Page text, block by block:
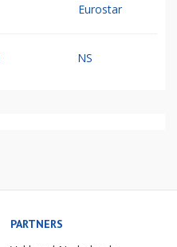
Eurostar
NS
PARTNERS